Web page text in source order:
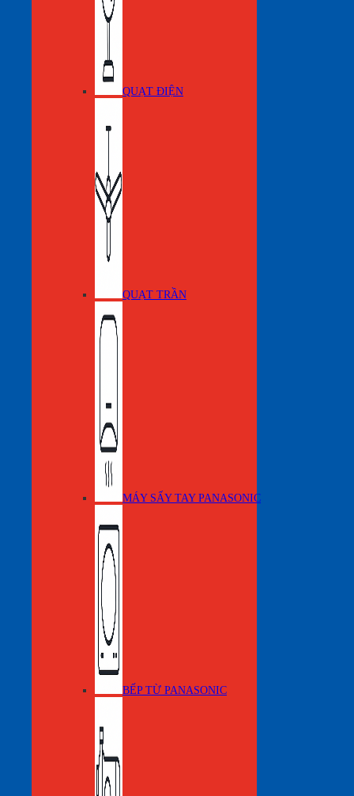
QUẠT ĐIỆN
QUẠT TRẦN
MÁY SẤY TAY PANASONIC
BẾP TỪ PANASONIC